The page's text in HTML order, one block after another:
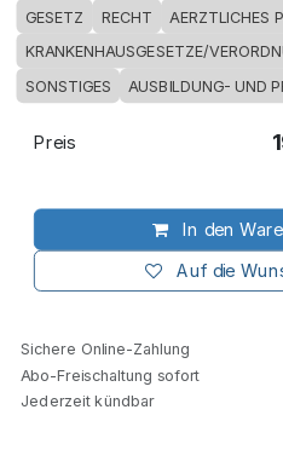
GESETZ RECHT
AERZTLICHES
KRANKENHAUSGESETZE/
SONSTIGES AUSBILDUNG- UND
In den
Auf die
Preis
Sichere Online-Zahlung
Abo-Freischaltung sofort
Jederzeit kündbar